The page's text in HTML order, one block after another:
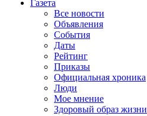
Газета
Все новости
Объявления
События
Даты
Рейтинг
Приказы
Официальная хроника
Люди
Мое мнение
Здоровый образ жизни